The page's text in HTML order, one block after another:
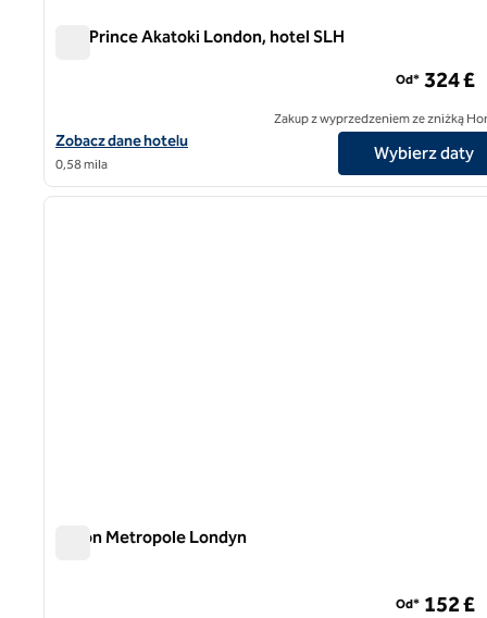
The Prince Akatoki London, hotel SLH
Zobacz szczegóły hotelu The Prince Akatoki London, SLH Hotel
Zobacz dane hotelu
0,58 mila
Od* 324 £
Zakup z wyprzedzeniem ze zniżką
Wybierz daty
1
1 z 12
Hilton Metropole Londyn
Od* 152 £